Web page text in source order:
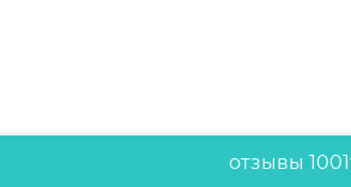
отзывы